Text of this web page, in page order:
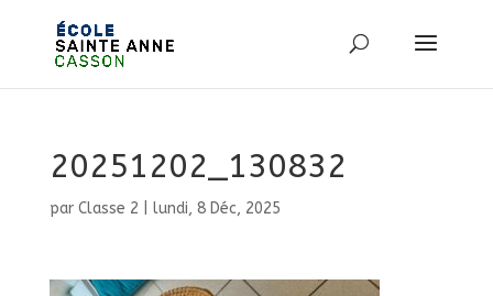
20251202_130832
par Classe 2 lundi, 8 Déc, 2025